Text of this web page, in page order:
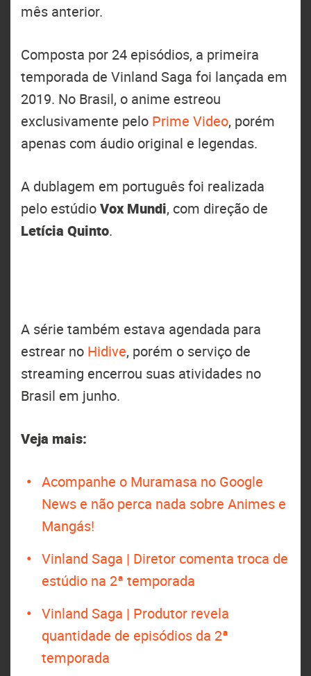
mês anterior.
Composta por 24 episódios, a primeira
temporada de Vinland Saga foi lançada em
2019. No Brasil, o anime estreou
exclusivamente pelo Prime Video, porém
apenas com áudio original e legendas.
A dublagem em português foi realizada
pelo estúdioVox Mundi, com direção de
Letícia Quinto.
A série também estava agendada para
estrear no Hidive, porém o serviço de
streaming encerrou suas atividades no
Brasil em junho.
Veja mais:
Acompanhe o Muramasa no Google
News e não perca nada sobre Animes e
Mangás!
Vinland Saga | Diretor comenta troca de
estúdio na 2ª temporada
Vinland Saga | Produtor revela
quantidade de episódios da 2ª
temporada